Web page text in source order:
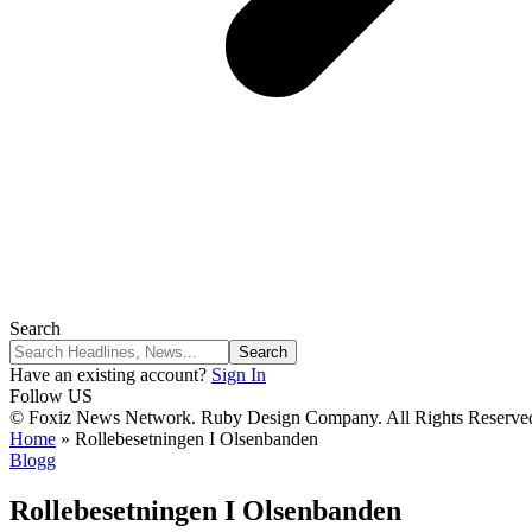
Search
Have an existing account? Sign In
Follow US
© Foxiz News Network. Ruby Design Company. All Rights
Home » Rollebesetningen I Olsenbanden
Blogg
Rollebesetningen I Olsenbanden